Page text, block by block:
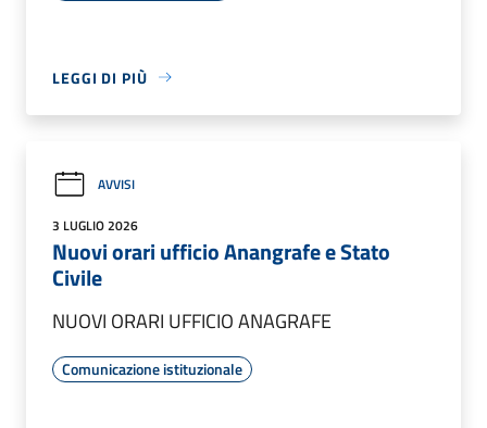
LEGGI DI PIÙ
AVVISI
3 LUGLIO 2026
Nuovi orari ufficio Anangrafe e Stato
Civile
NUOVI ORARI UFFICIO ANAGRAFE
Comunicazione istituzionale